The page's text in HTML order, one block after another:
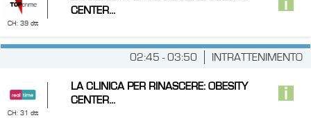
CH: 39 dtt
CENTER...
INTRATTENIMENTO
02:45 - 03:50
CH: 31 dtt
LA CLINICA PER RINASCERE: OBESITY
CENTER...